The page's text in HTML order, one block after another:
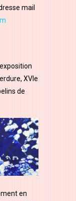
mail
XVle
de
en